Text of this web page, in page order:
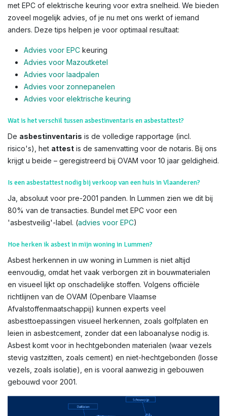
met EPC of elektrische keuring voor extra snelheid. We bieden
zoveel mogelijk advies, of je nu met ons werkt of iemand
anders. Deze tips helpen je voor optimaal resultaat:
Advies voor EPC keuring
Advies voor Mazoutketel
Advies voor laadpalen
Advies voor zonnepanelen
Advies voor elektrische keuring
Wat is het verschil tussen asbestinventaris en asbestattest?
De asbestinventaris is de volledige rapportage (incl.
risico's), het attest is de samenvatting voor de notaris. Bij ons
krijgt u beide – geregistreerd bij OVAM voor 10 jaar geldigheid.
Is een asbestattest nodig bij verkoop van een huis in Vlaanderen?
Ja, absoluut voor pre-2001 panden. In Lummen zien we dit bij
80% van de transacties. Bundel met EPC voor een
'asbestveilig'-label. (advies voor EPC)
Hoe herken ik asbest in mijn woning in Lummen?
Asbest herkennen in uw woning in Lummen is niet altijd
eenvoudig, omdat het vaak verborgen zit in bouwmaterialen
en visueel lijkt op onschadelijke stoffen. Volgens officiële
richtlijnen van de OVAM (Openbare Vlaamse
Afvalstoffenmaatschappij) kunnen experts veel
asbesttoepassingen visueel herkennen, zoals golfplaten en
leien in asbestcement, zonder dat een laboanalyse nodig is.
Asbest komt voor in hechtgebonden materialen (waar vezels
stevig vastzitten, zoals cement) en niet-hechtgebonden (losse
vezels, zoals isolatie), en is vooral aanwezig in gebouwen
gebouwd voor 2001.